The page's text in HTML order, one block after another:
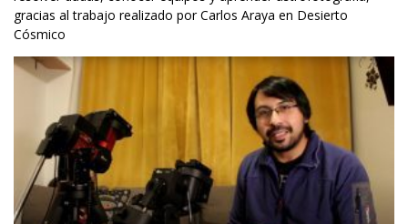
gracias al trabajo realizado por Carlos Araya en Desierto
Cósmico